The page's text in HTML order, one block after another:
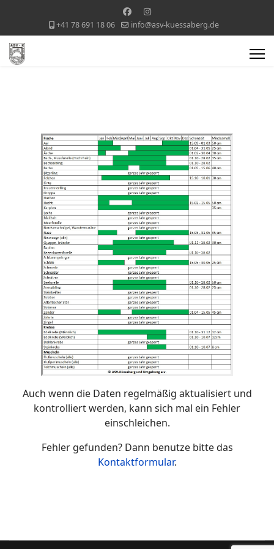
+41 78 691 18 06 info@asv-kuessaberg.de
Auch wenn die Daten regelmäßig aktualisiert und
kontrolliert werden, kann sich mal ein Fehler
einschleichen.
Fehler gefunden? Dann benutze bitte das
Kontaktformular.